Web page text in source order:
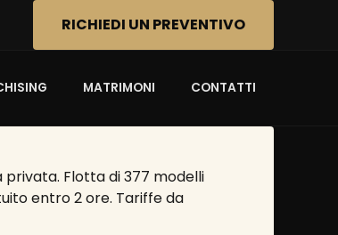
RICHIEDI UN PREVENTIVO
MATRIMONI CONTATTI
privata. Flotta di 377 modelli
entro 2 ore. Tariffe da